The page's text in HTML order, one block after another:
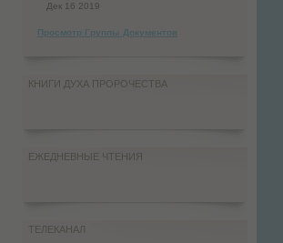
Дек 16 2019
Просмотр Группы Документов
КНИГИ ДУХА ПРОРОЧЕСТВА
ЕЖЕДНЕВНЫЕ ЧТЕНИЯ
ТЕЛЕКАНАЛ